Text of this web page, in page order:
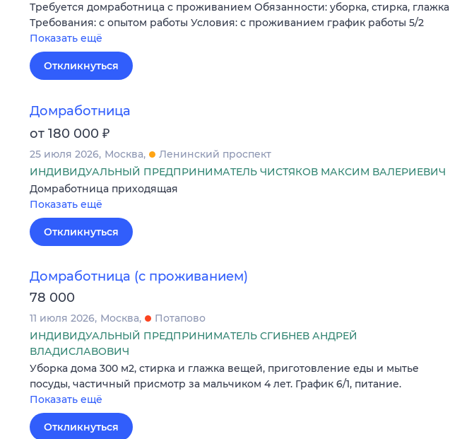
Требуется домработница с проживанием Обязанности: уборка, стирка, глажка
Требования: с опытом работы Условия: с проживанием график работы 5/2
Показать ещё
Откликнуться
Домработница
от 180 000 ₽
25 июля 2026 Москва
Ленинский проспект
ИНДИВИДУАЛЬНЫЙ ПРЕДПРИНИМАТЕЛЬ ЧИСТЯКОВ МАКСИМ ВАЛЕРИЕВИЧ
Домработница приходящая
Показать ещё
Откликнуться
Домработница (с проживанием)
78 000
11 июля 2026 Москва
Потапово
ИНДИВИДУАЛЬНЫЙ ПРЕДПРИНИМАТЕЛЬ СГИБНЕВ АНДРЕЙ
ВЛАДИСЛАВОВИЧ
Уборка дома 300 м2, стирка и глажка вещей, приготовление еды и мытье
посуды, частичный присмотр за мальчиком 4 лет. График 6/1, питание.
Показать ещё
Откликнуться